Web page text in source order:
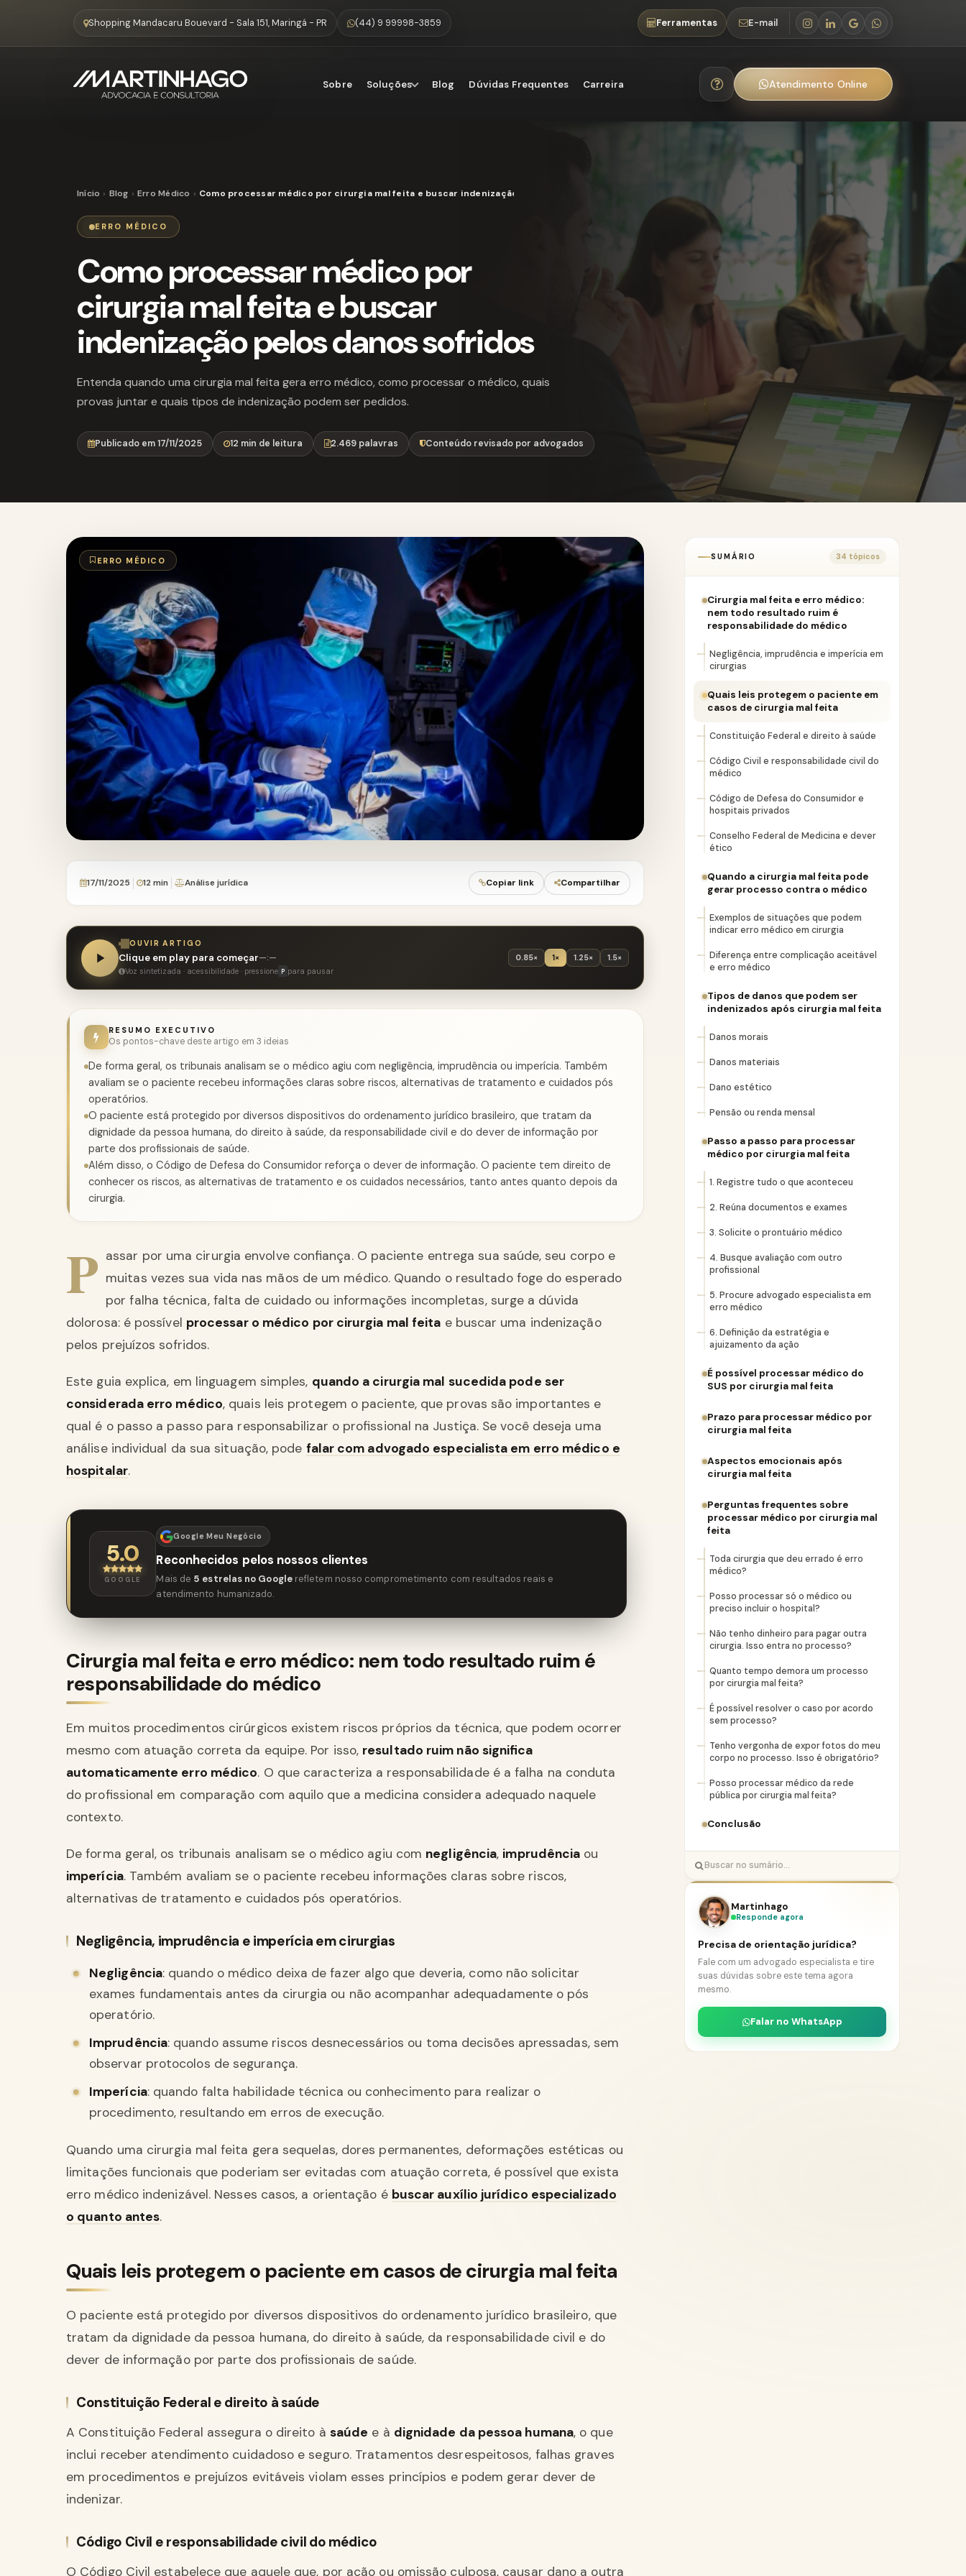
Shopping Mandacaru Bouevard - Sala 151, Maringá - PR (44) 9 99998-3859 Ferramentas E-mail
Sobre Soluções Blog Dúvidas Frequentes Carreira Atendimento Online
Início Blog Erro Médico Como processar médico por cirurgia mal feita e buscar indenização pelos danos sofridos
ERRO MÉDICO
Como processar médico por
cirurgia mal feita e buscar
indenização pelos danos sofridos
Entenda quando uma cirurgia mal feita gera erro médico, como processar o médico, quais
provas juntar e quais tipos de indenização podem ser pedidos.
Publicado em 17/11/2025 12 min de leitura 2.469 palavras Conteúdo revisado por advogados
ERRO MÉDICO
17/11/2025 12 min Análise jurídica Copiar link Compartilhar
OUVIR ARTIGO
Clique em play para começar—:— 0.85× 1× 1.25× 1.5×
Voz sintetizada · acessibilidade · pressione P para pausar
RESUMO EXECUTIVO
Os pontos-chave deste artigo em 3 ideias
De forma geral, os tribunais analisam se o médico agiu com negligência, imprudência ou imperícia. Também
avaliam se o paciente recebeu informações claras sobre riscos, alternativas de tratamento e cuidados pós
operatórios.
O paciente está protegido por diversos dispositivos do ordenamento jurídico brasileiro, que tratam da
dignidade da pessoa humana, do direito à saúde, da responsabilidade civil e do dever de informação por
parte dos profissionais de saúde.
Além disso, o Código de Defesa do Consumidor reforça o dever de informação. O paciente tem direito de
conhecer os riscos, as alternativas de tratamento e os cuidados necessários, tanto antes quanto depois da
cirurgia.
P assar por uma cirurgia envolve confiança. O paciente entrega sua saúde, seu corpo e
muitas vezes sua vida nas mãos de um médico. Quando o resultado foge do esperado
por falha técnica, falta de cuidado ou informações incompletas, surge a dúvida
dolorosa: é possível processar o médico por cirurgia mal feita e buscar uma indenização
pelos prejuízos sofridos.
Este guia explica, em linguagem simples, quando a cirurgia mal sucedida pode ser
considerada erro médico, quais leis protegem o paciente, que provas são importantes e
qual é o passo a passo para responsabilizar o profissional na Justiça. Se você deseja uma
análise individual da sua situação, pode falar com advogado especialista em erro médico e
hospitalar.
5.0
GOOGLE
Google Meu Negócio
Reconhecidos pelos nossos clientes
Mais de 5 estrelas no Googlerefletem nosso comprometimento com resultados reais e
atendimento humanizado.
Cirurgia mal feita e erro médico: nem todo resultado ruim é
responsabilidade do médico
Em muitos procedimentos cirúrgicos existem riscos próprios da técnica, que podem ocorrer
mesmo com atuação correta da equipe. Por isso, resultado ruim não significa
automaticamente erro médico. O que caracteriza a responsabilidade é a falha na conduta
do profissional em comparação com aquilo que a medicina considera adequado naquele
contexto.
De forma geral, os tribunais analisam se o médico agiu com negligência, imprudência ou
imperícia. Também avaliam se o paciente recebeu informações claras sobre riscos,
alternativas de tratamento e cuidados pós operatórios.
Negligência, imprudência e imperícia em cirurgias
Negligência: quando o médico deixa de fazer algo que deveria, como não solicitar
exames fundamentais antes da cirurgia ou não acompanhar adequadamente o pós
operatório.
Imprudência: quando assume riscos desnecessários ou toma decisões apressadas, sem
observar protocolos de segurança.
Imperícia: quando falta habilidade técnica ou conhecimento para realizar o
procedimento, resultando em erros de execução.
Quando uma cirurgia mal feita gera sequelas, dores permanentes, deformações estéticas ou
limitações funcionais que poderiam ser evitadas com atuação correta, é possível que exista
erro médico indenizável. Nesses casos, a orientação é buscar auxílio jurídico especializado
o quanto antes.
Quais leis protegem o paciente em casos de cirurgia mal feita
O paciente está protegido por diversos dispositivos do ordenamento jurídico brasileiro, que
tratam da dignidade da pessoa humana, do direito à saúde, da responsabilidade civil e do
dever de informação por parte dos profissionais de saúde.
Constituição Federal e direito à saúde
A Constituição Federal assegura o direito à saúde e à dignidade da pessoa humana, o que
inclui receber atendimento cuidadoso e seguro. Tratamentos desrespeitosos, falhas graves
em procedimentos e prejuízos evitáveis violam esses princípios e podem gerar dever de
indenizar.
Código Civil e responsabilidade civil do médico
O Código Civil estabelece que aquele que, por ação ou omissão culposa, causar dano a outra
SUMÁRIO 34 tópicos
Cirurgia mal feita e erro médico:
nem todo resultado ruim é
responsabilidade do médico
Negligência, imprudência e imperícia em
cirurgias
Quais leis protegem o paciente em
casos de cirurgia mal feita
Constituição Federal e direito à saúde
Código Civil e responsabilidade civil do
médico
Código de Defesa do Consumidor e
hospitais privados
Conselho Federal de Medicina e dever
ético
Quando a cirurgia mal feita pode
gerar processo contra o médico
Exemplos de situações que podem
indicar erro médico em cirurgia
Diferença entre complicação aceitável
e erro médico
Tipos de danos que podem ser
indenizados após cirurgia mal feita
Danos morais
Danos materiais
Dano estético
Pensão ou renda mensal
Passo a passo para processar
médico por cirurgia mal feita
1. Registre tudo o que aconteceu
2. Reúna documentos e exames
3. Solicite o prontuário médico
4. Busque avaliação com outro
profissional
5. Procure advogado especialista em
erro médico
6. Definição da estratégia e
ajuizamento da ação
É possível processar médico do
SUS por cirurgia mal feita
Prazo para processar médico por
cirurgia mal feita
Aspectos emocionais após
cirurgia mal feita
Perguntas frequentes sobre
processar médico por cirurgia mal
feita
Toda cirurgia que deu errado é erro
médico?
Posso processar só o médico ou
preciso incluir o hospital?
Não tenho dinheiro para pagar outra
cirurgia. Isso entra no processo?
Quanto tempo demora um processo
por cirurgia mal feita?
É possível resolver o caso por acordo
sem processo?
Tenho vergonha de expor fotos do meu
corpo no processo. Isso é obrigatório?
Posso processar médico da rede
pública por cirurgia mal feita?
Conclusão
Martinhago
Responde agora
Precisa de orientação jurídica?
Fale com um advogado especialista e tire
suas dúvidas sobre este tema agora
mesmo.
Falar no WhatsApp